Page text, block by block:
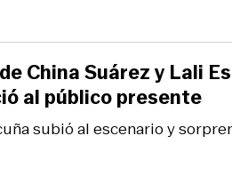
subió al escenario y
China Suárez y Lali
al público presente